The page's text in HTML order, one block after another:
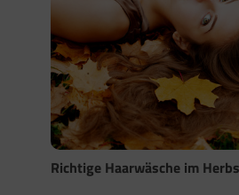
Richtige Haarwäsche im